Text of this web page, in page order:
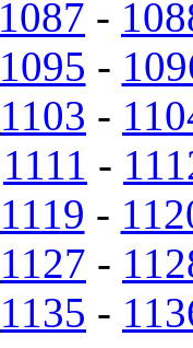
1087 -
1095 -
1103 -
1111 -
1119 -
1127 -
1135 -